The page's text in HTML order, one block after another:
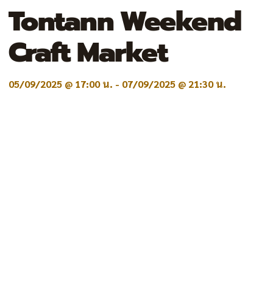
Tontann Weekend
Craft Market
05/09/2025 @ 17:00 น. - 07/09/2025 @ 21:30 น.